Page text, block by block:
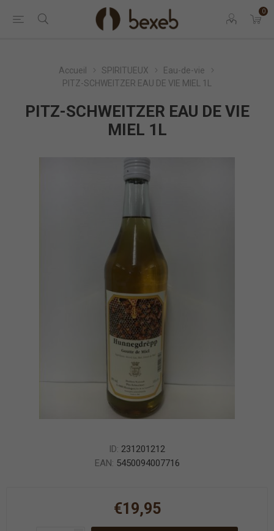
0
Accueil SPIRITUEUX
Eau-de-vie
PITZ-SCHWEITZER EAU DE VIE MIEL 1L
PITZ-SCHWEITZER EAU DE VIE
MIEL 1L
ID: 231201212
EAN: 5450094007716
€19,95